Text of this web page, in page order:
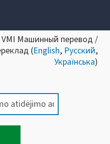
Машинный перевод /
(English, Русский,
Українська)